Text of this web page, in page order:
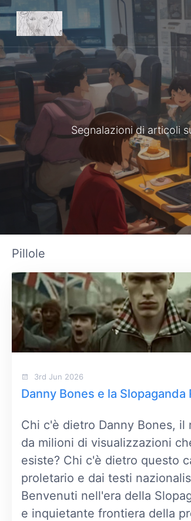
Segnalazioni di articoli
Pillole
3rd Jun 2026
Danny Bones e la Slopaganda
Chi c'è dietro Danny Bones, il
da milioni di visualizzazioni
esiste? Chi c'è dietro questo
proletario e dai testi
Benvenuti nell'era della
e inquietante frontiera della